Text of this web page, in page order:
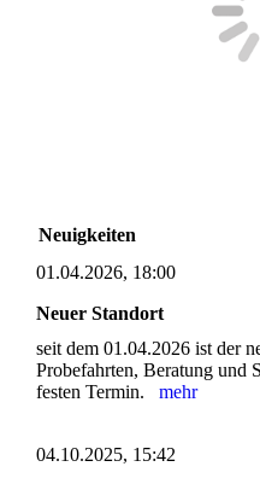
Neuigkeiten
01.04.2026, 18:00
Neuer Standort
seit dem 01.04.2026 ist der
Probefahrten, Beratung und
festen Termin. mehr
04.10.2025, 15:42